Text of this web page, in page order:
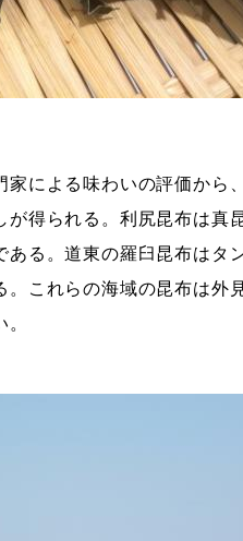
による味わいの評価から
得られる。利尻昆布は真
る。道東の羅臼昆布はタ
これらの海域の昆布は外